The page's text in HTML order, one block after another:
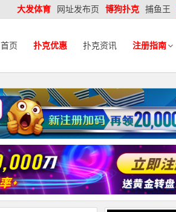
大发体育 网址发布页 博狗扑克 捕鱼王
首页 扑克优惠 扑克资讯 注册指南